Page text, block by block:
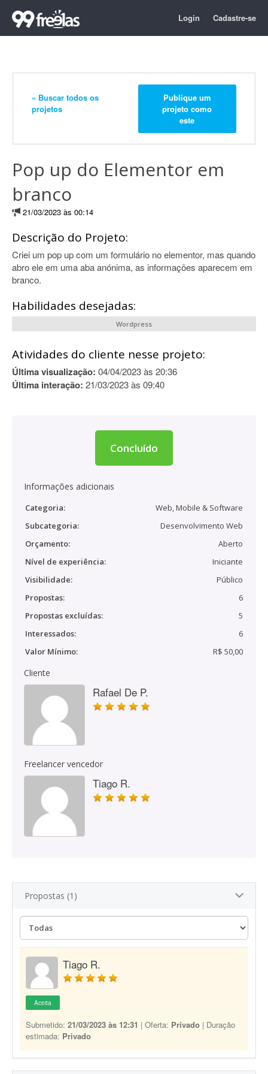
Login Cadastre-se
« Buscar todos os
projetos
Publique um
projeto como
este
Pop up do Elementor em
branco
21/03/2023 às 00:14
Descrição do Projeto:
Criei um pop up com um formulário no elementor, mas quando
abro ele em uma aba anónima, as informações aparecem em
branco.
Habilidades desejadas:
Wordpress
Atividades do cliente nesse projeto:
Última visualização: 04/04/2023 às 20:36
Última interação: 21/03/2023 às 09:40
Concluído
Informações adicionais
Categoria:
Web, Mobile & Software
Subcategoria:
Desenvolvimento Web
Orçamento:
Aberto
Nível de experiência:
Iniciante
Visibilidade:
Público
Propostas:
6
Propostas excluídas:
5
Interessados:
6
Valor Mínimo:
R$ 50,00
Cliente
Rafael De P.
Freelancer vencedor
Tiago R.
Propostas (1)
Tiago R.
Aceita
Submetido: 21/03/2023 às 12:31 | Oferta: Privado | Duração
estimada: Privado